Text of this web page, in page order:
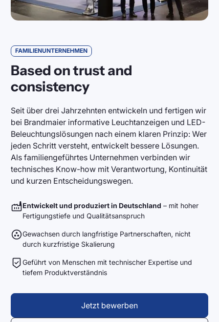
FAMILIENUNTERNEHMEN
Based on trust and
consistency
Seit über drei Jahrzehnten entwickeln und fertigen wir
bei Brandmaier informative Leuchtanzeigen und LED-
Beleuchtungslösungen nach einem klaren Prinzip: Wer
jeden Schritt versteht, entwickelt bessere Lösungen.
Als familiengeführtes Unternehmen verbinden wir
technisches Know-how mit Verantwortung, Kontinuität
und kurzen Entscheidungswegen.
Entwickelt und produziert in Deutschland – mit hoher
Fertigungstiefe und Qualitätsanspruch
Gewachsen durch langfristige Partnerschaften, nicht
durch kurzfristige Skalierung
Geführt von Menschen mit technischer Expertise und
tiefem Produktverständnis
Jetzt bewerben